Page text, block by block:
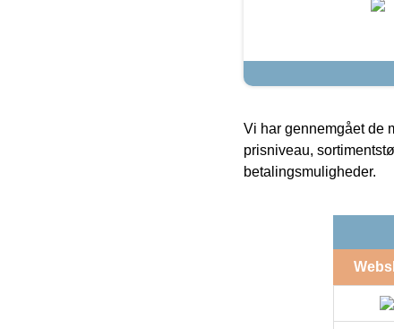
Vi har gennemgået de
prisniveau,
betalingsmuligheder.